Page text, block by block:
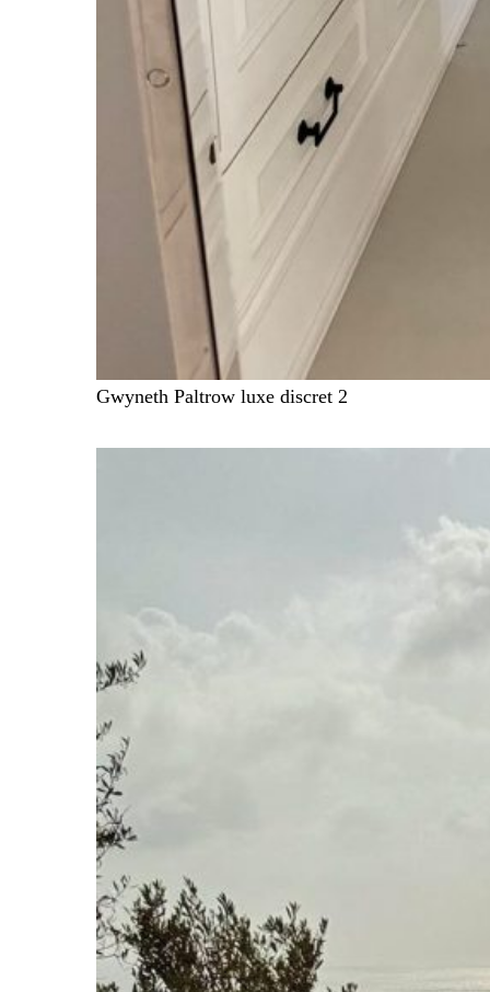
Gwyneth Paltrow luxe discret 2